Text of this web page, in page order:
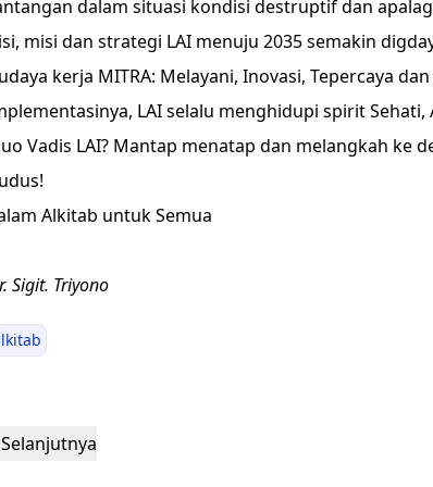
dalam situasi kondisi destruptif dan
misi dan strategi LAI menuju 2035 semakin
kerja MITRA: Melayani, Inovasi, Tepercaya
LAI selalu menghidupi spirit Sehati,
Vadis LAI? Mantap menatap dan melangkah ke
Alkitab untuk Semua
Sigit. Triyono